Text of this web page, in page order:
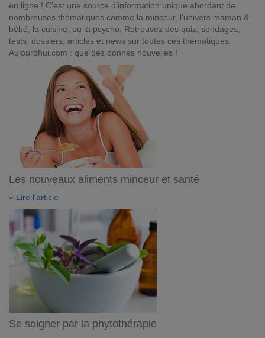
en ligne ! C'est une source d'information unique abordant de
nombreuses thématiques comme la minceur, l'univers maman &
bébé, la cuisine, ou la psycho. Retrouvez des quiz, sondages,
tests, dossiers, articles et news sur toutes ces thématiques.
Aujourdhui.com : que des bonnes nouvelles !
Les nouveaux aliments minceur et santé
» Lire l'article
Se soigner par la phytothérapie